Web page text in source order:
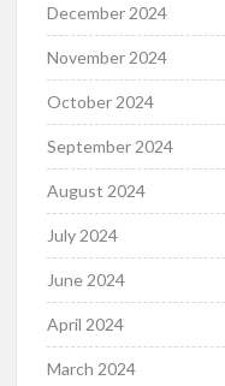
December 2024
November 2024
October 2024
September 2024
August 2024
July 2024
June 2024
April 2024
March 2024